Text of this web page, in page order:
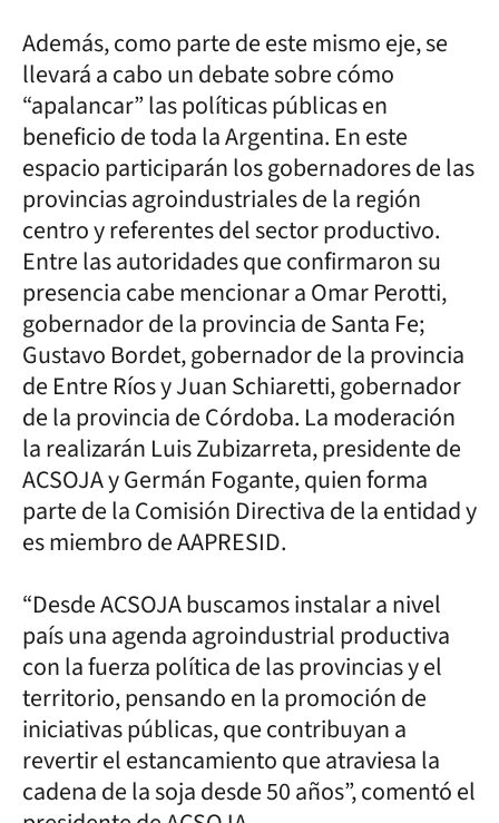
Además, como parte de este mismo eje, se
llevará a cabo un debate sobre cómo
“apalancar” las políticas públicas en
beneficio de toda la Argentina. En este
espacio participarán los gobernadores de las
provincias agroindustriales de la región
centro y referentes del sector productivo.
Entre las autoridades que confirmaron su
presencia cabe mencionar a Omar Perotti,
gobernador de la provincia de Santa Fe;
Gustavo Bordet, gobernador de la provincia
de Entre Ríos y Juan Schiaretti, gobernador
de la provincia de Córdoba. La moderación
la realizarán Luis Zubizarreta, presidente de
ACSOJA y Germán Fogante, quien forma
parte de la Comisión Directiva de la entidad y
es miembro de AAPRESID.
“Desde ACSOJA buscamos instalar a nivel
país una agenda agroindustrial productiva
con la fuerza política de las provincias y el
territorio, pensando en la promoción de
iniciativas públicas, que contribuyan a
revertir el estancamiento que atraviesa la
cadena de la soja desde 50 años”, comentó el